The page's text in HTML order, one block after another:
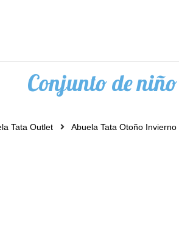
Conjunto de niño
Tata Outlet Abuela Tata Otoño Invierno